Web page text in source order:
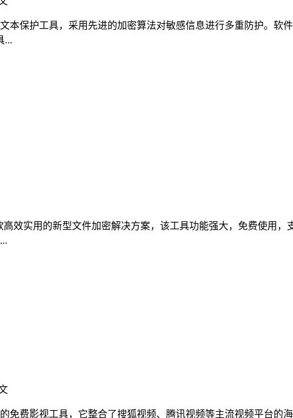
本保护工具，采用先进的加密算法对敏感信息进行多重防护。软
...
实用的新型文件加密解决方案，该工具功能强大，免费使用，
免费影视工具，它整合了搜狐视频、腾讯视频等主流视频平台的